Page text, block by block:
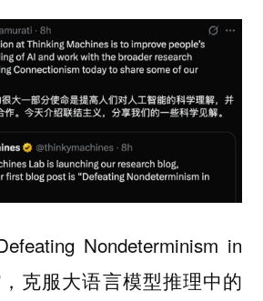
Nondeterminism in
克服大语言模型推理中的